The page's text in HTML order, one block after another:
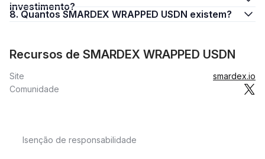
investimento?
8. Quantos SMARDEX WRAPPED USDN existem?
Recursos de SMARDEX WRAPPED USDN
Site
smardex.io
Comunidade
Isenção de responsabilidade